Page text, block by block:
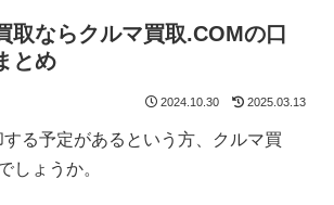
取ならクルマ買取.COMの口
とめ
2024.10.30 2025.03.13
る予定があるという方、クルマ買
しょうか。